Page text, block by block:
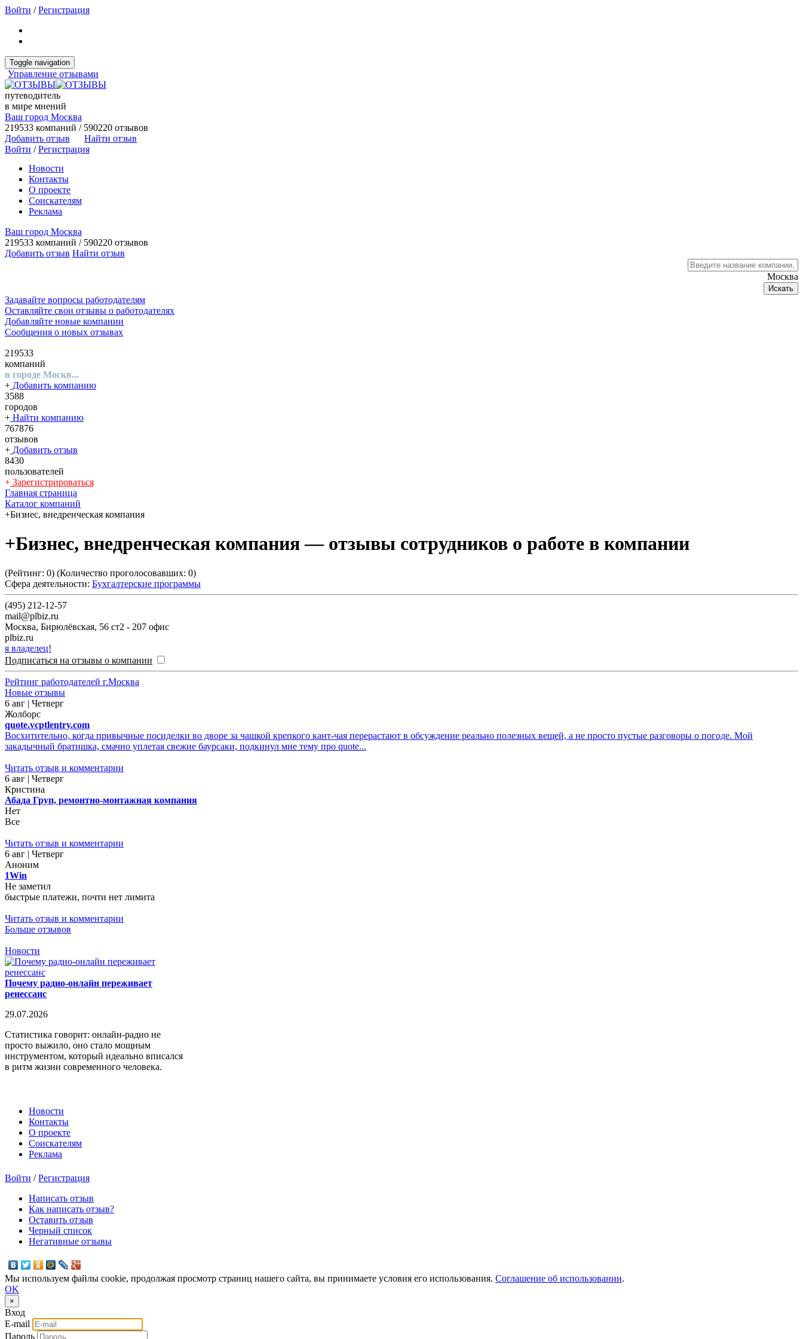
Войти /Регистрация
Toggle navigation
Управление отзывами
путеводитель
в мире мнений
Ваш город Москва
219533 компаний / 590220 отзывов
Добавить отзыв
Найти отзыв
Войти /Регистрация
Новости
Контакты
О проекте
Соискателям
Реклама
Ваш город Москва
219533 компаний / 590220 отзывов
Добавить отзыв Найти отзыв
Москва
Искать
Задавайте вопросы работодателям
Оставляйте свои отзывы о работодателях
Добавляйте новые компании
Сообщения о новых отзывах
219533
компаний
в городе Москв...
+ Добавить компанию
3588
городов
+ Найти компанию
767876
отзывов
+ Добавить отзыв
8430
пользователей
+ Зарегистрироваться
Главная страница
Каталог компаний
+Бизнес, внедренческая компания
+Бизнес, внедренческая компания— отзывы сотрудников о работе в компании
(Рейтинг: 0) (Количество проголосовавших: 0)
Сфера деятельности: Бухгалтерские программы
(495) 212-12-57
mail@plbiz.ru
Москва, Бирюлёвская, 56 ст2 - 207 офис
plbiz.ru
я владелец!
Подписаться на отзывы о компании
Рейтинг работодателей г.Москва
Новые отзывы
6 авг | Четверг
Жолборс
quote.vcptlentry.com
Восхитительно, когда привычные посиделки во дворе за чашкой крепкого кант-чая перерастают в обсуждение реально полезных вещей, а не просто пустые разговоры о погоде. Мой
закадычный братишка, смачно уплетая свежие баурсаки, подкинул мне тему про quote...
Читать отзыв и комментарии
6 авг | Четверг
Кристина
Абада Груп, ремонтно-монтажная компания
Нет
Все
Читать отзыв и комментарии
6 авг | Четверг
Аноним
1Win
Не заметил
быстрые платежи, почти нет лимита
Читать отзыв и комментарии
Больше отзывов
Новости
Почему радио-онлайн переживает
ренессанс
29.07.2026
Статистика говорит: онлайн-радио не
просто выжило, оно стало мощным
инструментом, который идеально вписался
в ритм жизни современного человека.
Новости
Контакты
О проекте
Соискателям
Реклама
Войти /Регистрация
Написать отзыв
Как написать отзыв?
Оставить отзыв
Черный список
Негативные отзывы
Мы используем файлы cookie, продолжая просмотр страниц нашего сайта, вы принимаете условия его использования. Соглашение об использовании.
OK
×
Вход
E-mail
Пароль